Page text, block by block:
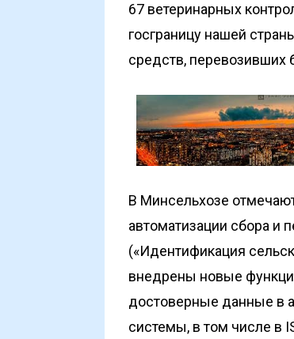
67 ветеринарных
госграницу нашей
средств, перевозивших
В Минсельхозе
автоматизации сбора
(«Идентификация
внедрены новые
достоверные данные в
системы, в том числе в